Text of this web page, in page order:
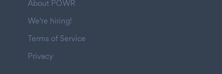
About POWR
We're hiring!
Terms of Service
Privacy